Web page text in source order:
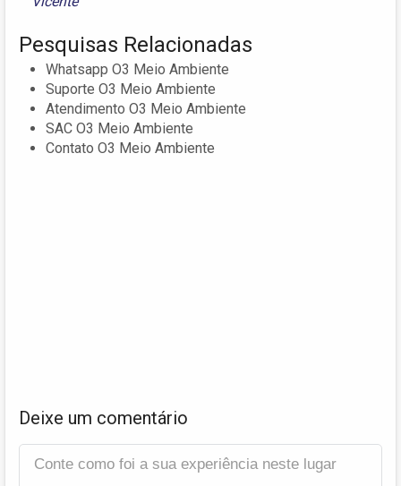
Pesquisas Relacionadas
Whatsapp O3 Meio Ambiente
Suporte O3 Meio Ambiente
Atendimento O3 Meio Ambiente
SAC O3 Meio Ambiente
Contato O3 Meio Ambiente
Deixe um comentário